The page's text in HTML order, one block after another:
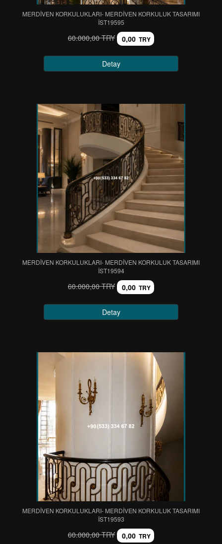
MERDİVEN KORKULUKLARI- MERDİVEN KORKULUK TASARIMI
IST19595
60.000,00 TRY 0,00 TRY
Detay
MERDİVEN KORKULUKLARI- MERDİVEN KORKULUK TASARIMI
IST19594
60.000,00 TRY 0,00 TRY
Detay
MERDİVEN KORKULUKLARI- MERDİVEN KORKULUK TASARIMI
IST19593
60.000,00 TRY 0,00 TRY